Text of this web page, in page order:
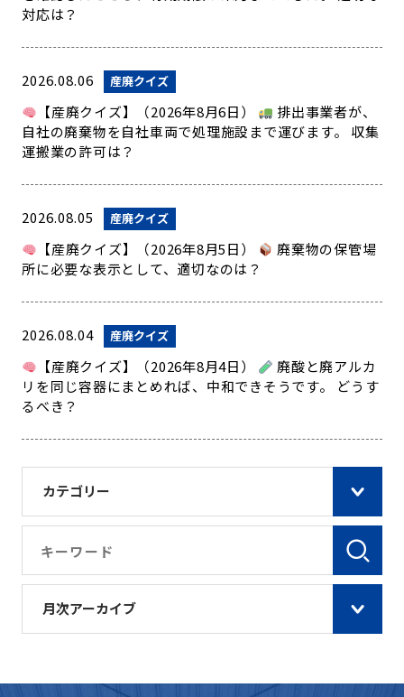
カテゴリー
月次アーカイブ
対応は？
2026.08.06 産廃クイズ
【産廃クイズ】（2026年8月6日）
排出事業者が、
自社の廃棄物を自社車両で処理施設まで運びます。 収集
運搬業の許可は？
2026.08.05 産廃クイズ
【産廃クイズ】（2026年8月5日）
廃棄物の保管場
所に必要な表示として、適切なのは？
2026.08.04 産廃クイズ
【産廃クイズ】（2026年8月4日）
廃酸と廃アルカ
リを同じ容器にまとめれば、中和できそうです。 どうす
るべき？